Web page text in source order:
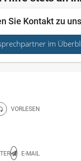
Sie Kontakt zu
im
drucken.
VORLESEN
Diese Seite
E-MAIL